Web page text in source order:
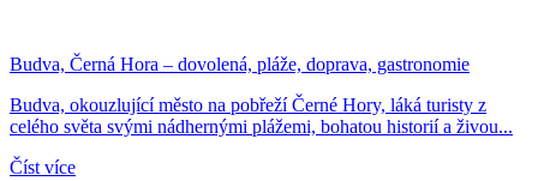
Budva, Černá Hora – dovolená, pláže, doprava, gastronomie
Budva, okouzlující město na pobřeží Černé Hory, láká turisty z
celého světa svými nádhernými plážemi, bohatou historií a živou...
Číst více